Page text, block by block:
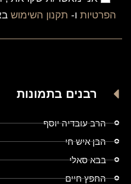
הפרטיות ו- תקנון השימוש
רבנים בתמונות
הרב עובדיה יוסף
הבן איש חי
בבא סאלי
החפץ חיים